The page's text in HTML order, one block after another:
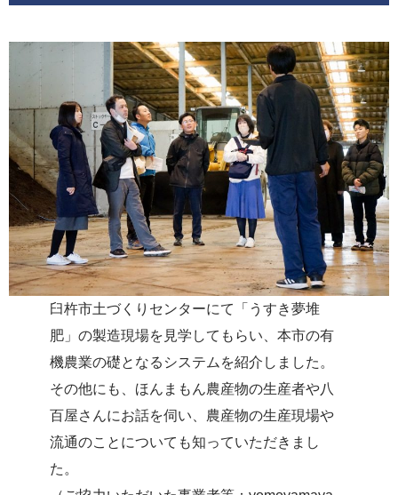
臼杵市土づくりセンターにて「うすき夢堆
肥」の製造現場を見学してもらい、本市の有
機農業の礎となるシステムを紹介しました。
その他にも、ほんまもん農産物の生産者や八
百屋さんにお話を伺い、農産物の生産現場や
流通のことについても知っていただきまし
た。